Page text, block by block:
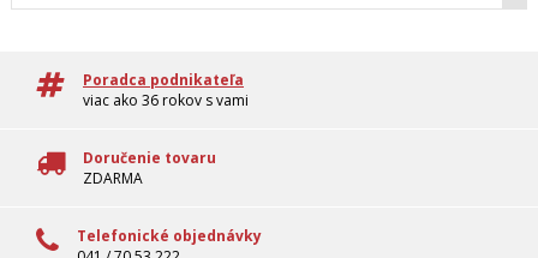
Poradca podnikateľa
viac ako 36 rokov s vami
Doručenie tovaru
ZDARMA
Telefonické objednávky